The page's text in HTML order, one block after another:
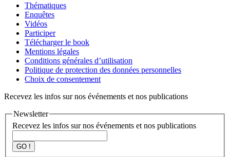
Thématiques
Enquêtes
Vidéos
Participer
Télécharger le book
Mentions légales
Conditions générales d’utilisation
Politique de protection des données personnelles
Choix de consentement
Recevez les infos sur nos événements et nos publications
Newsletter
Recevez les infos sur nos événements et nos publications
GO !